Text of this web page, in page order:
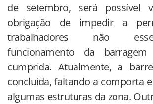
de setembro, será possível
obrigação de impedir a
trabalhadores não
funcionamento da
cumprida. Atualmente, a
concluída, faltando a comporta
algumas estruturas da zona.